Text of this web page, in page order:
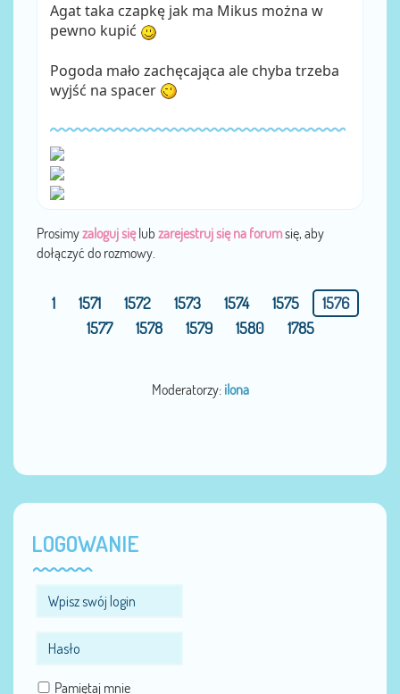
Agat taka czapkę jak ma Mikus można w
pewno kupić
Pogoda mało zachęcająca ale chyba trzeba
wyjść na spacer
Prosimyzaloguj sięlub zarejestruj się na forumsię, aby
dołączyć do rozmowy.
1 1571 1572 1573 1574 1575
1576
1577
1578 1579 1580 1785
Moderatorzy: ilona
LOGOWANIE
Pamiętaj mnie